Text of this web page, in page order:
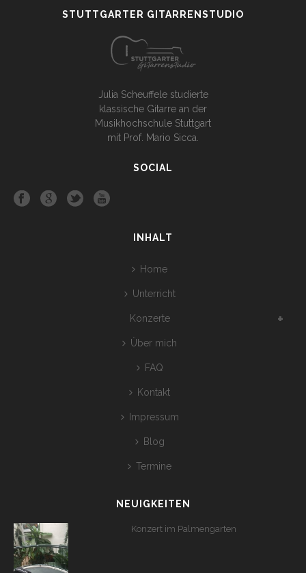
STUTTGARTER GITARRENSTUDIO
Julia Scheuffele studierte
klassische Gitarre an der
Musikhochschule Stuttgart
mit Prof. Mario Sicca.
SOCIAL
INHALT
Home
Unterricht
Konzerte
Über mich
FAQ
Kontakt
Impressum
Blog
Termine
NEUIGKEITEN
Konzert im Palmengarten